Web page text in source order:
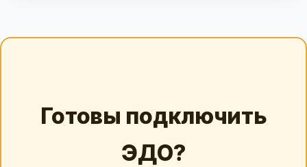
Готовы подключить
ЭДО?